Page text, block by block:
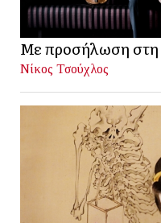
Με προσήλωση στη
Νίκος Τσούχλος